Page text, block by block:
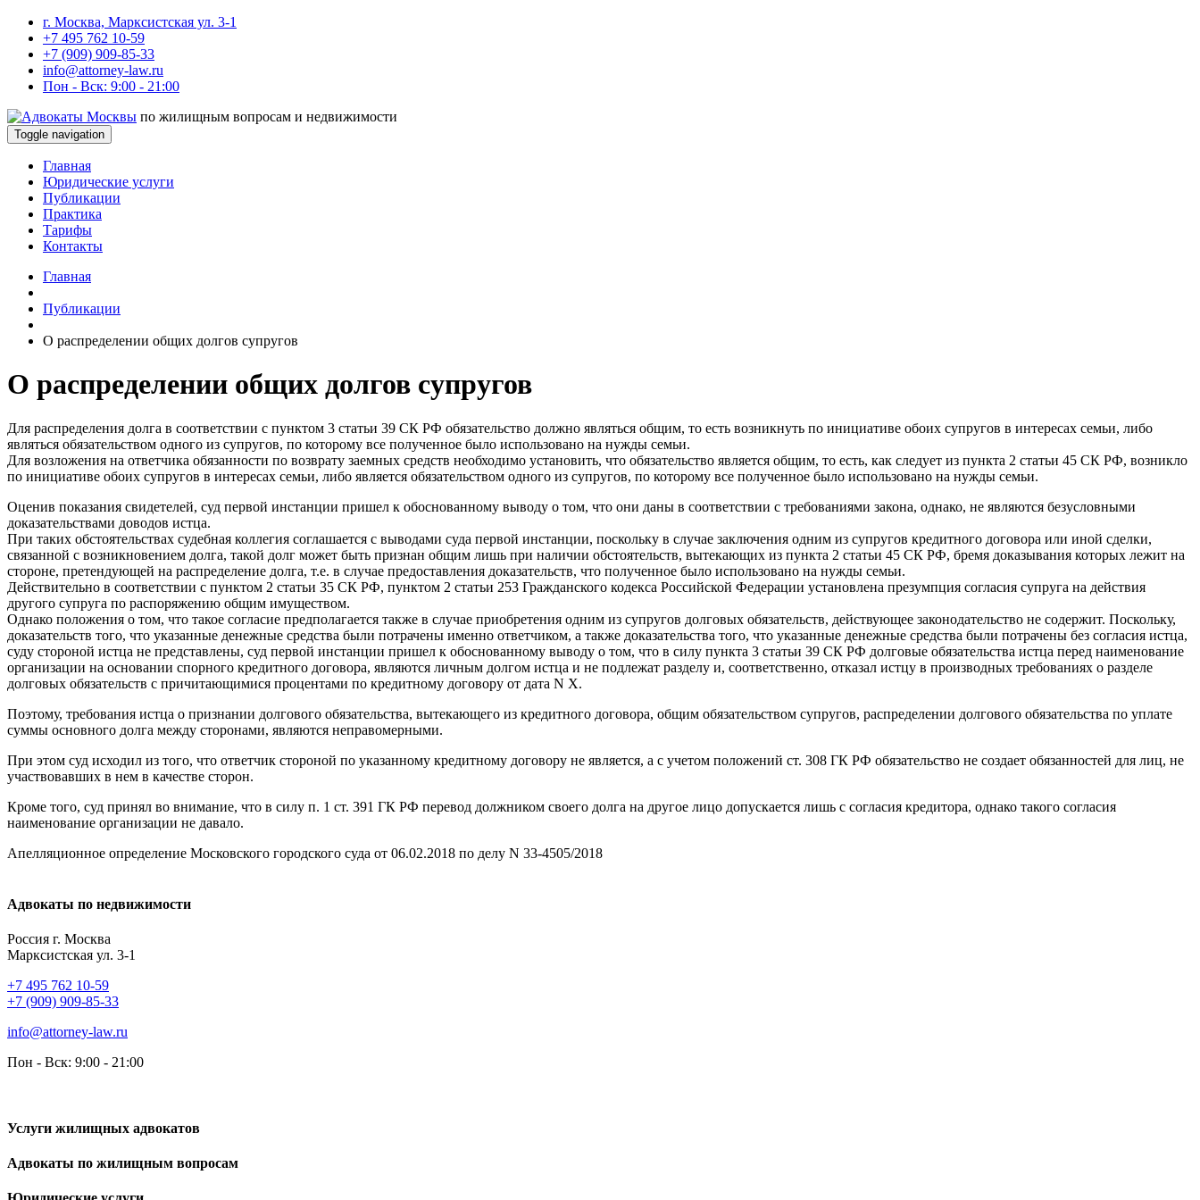
г. Москва, Марксистская ул. 3-1
+7 495 762 10-59
+7 (909) 909-85-33
info@attorney-law.ru
Пон - Вск: 9:00 - 21:00
по жилищным вопросам и недвижимости
Toggle navigation
Главная
Юридические услуги
Публикации
Практика
Тарифы
Контакты
Главная
Публикации
О распределении общих долгов супругов
О распределении общих долгов супругов
Для распределения долга в соответствии с пунктом 3 статьи 39 СК РФ обязательство должно являться общим, то есть возникнуть по инициативе обоих супругов в интересах семьи, либо
являться обязательством одного из супругов, по которому все полученное было использовано на нужды семьи.
Для возложения на ответчика обязанности по возврату заемных средств необходимо установить, что обязательство является общим, то есть, как следует из пункта 2 статьи 45 СК РФ, возникло
по инициативе обоих супругов в интересах семьи, либо является обязательством одного из супругов, по которому все полученное было использовано на нужды семьи.
Оценив показания свидетелей, суд первой инстанции пришел к обоснованному выводу о том, что они даны в соответствии с требованиями закона, однако, не являются безусловными
доказательствами доводов истца.
При таких обстоятельствах судебная коллегия соглашается с выводами суда первой инстанции, поскольку в случае заключения одним из супругов кредитного договора или иной сделки,
связанной с возникновением долга, такой долг может быть признан общим лишь при наличии обстоятельств, вытекающих из пункта 2 статьи 45 СК РФ, бремя доказывания которых лежит на
стороне, претендующей на распределение долга, т.е. в случае предоставления доказательств, что полученное было использовано на нужды семьи.
Действительно в соответствии с пунктом 2 статьи 35 СК РФ, пунктом 2 статьи 253 Гражданского кодекса Российской Федерации установлена презумпция согласия супруга на действия
другого супруга по распоряжению общим имуществом.
Однако положения о том, что такое согласие предполагается также в случае приобретения одним из супругов долговых обязательств, действующее законодательство не содержит. Поскольку,
доказательств того, что указанные денежные средства были потрачены именно ответчиком, а также доказательства того, что указанные денежные средства были потрачены без согласия истца,
суду стороной истца не представлены, суд первой инстанции пришел к обоснованному выводу о том, что в силу пункта 3 статьи 39 СК РФ долговые обязательства истца перед наименование
организации на основании спорного кредитного договора, являются личным долгом истца и не подлежат разделу и, соответственно, отказал истцу в производных требованиях о разделе
долговых обязательств с причитающимися процентами по кредитному договору от дата N Х.
Поэтому, требования истца о признании долгового обязательства, вытекающего из кредитного договора, общим обязательством супругов, распределении долгового обязательства по уплате
суммы основного долга между сторонами, являются неправомерными.
При этом суд исходил из того, что ответчик стороной по указанному кредитному договору не является, а с учетом положений ст. 308 ГК РФ обязательство не создает обязанностей для лиц, не
участвовавших в нем в качестве сторон.
Кроме того, суд принял во внимание, что в силу п. 1 ст. 391 ГК РФ перевод должником своего долга на другое лицо допускается лишь с согласия кредитора, однако такого согласия
наименование организации не давало.
Апелляционное определение Московского городского суда от 06.02.2018 по делу N 33-4505/2018
Адвокаты по недвижимости
Россия г. Москва
Марксистская ул. 3-1
+7 495 762 10-59
+7 (909) 909-85-33
info@attorney-law.ru
Пон - Вск: 9:00 - 21:00
Услуги жилищных адвокатов
Адвокаты по жилищным вопросам